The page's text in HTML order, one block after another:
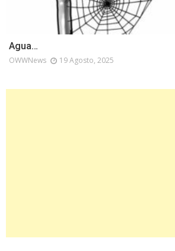
Agua…
OWWNews 19 Agosto, 2025